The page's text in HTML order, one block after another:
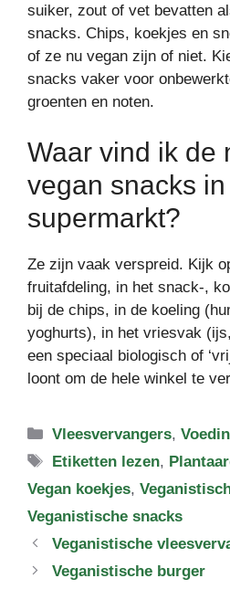
suiker, zout of vet bevatten
snacks. Chips, koekjes en
of ze nu vegan zijn of niet.
snacks vaker voor
groenten en noten.
Waar vind ik de
vegan snacks
supermarkt?
Ze zijn vaak verspreid. Kijk
fruitafdeling, in het snack-,
bij de chips, in de koeling
yoghurts), in het vriesvak
een speciaal biologisch of
loont om de hele winkel te
Categorieën
Vleesvervangers,
Tags
Etiketten lezen,
Vegan koekjes,
Veganistische snacks
Veganistische
Veganistische burger